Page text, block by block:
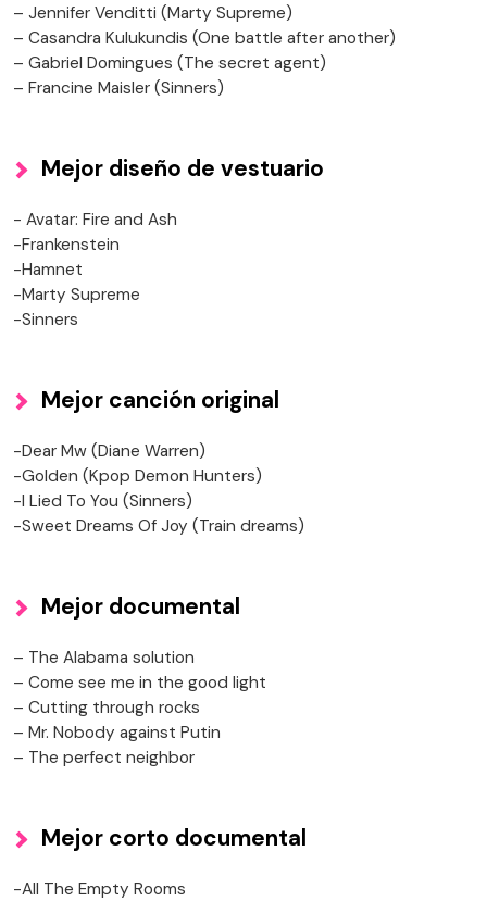
– Jennifer Venditti (Marty Supreme)
– Casandra Kulukundis (One battle after another)
– Gabriel Domingues (The secret agent)
– Francine Maisler (Sinners)
Mejor diseño de vestuario
- Avatar: Fire and Ash
-Frankenstein
-Hamnet
-Marty Supreme
-Sinners
Mejor canción original
-Dear Mw (Diane Warren)
-Golden (Kpop Demon Hunters)
-I Lied To You (Sinners)
-Sweet Dreams Of Joy (Train dreams)
Mejor documental
– The Alabama solution
– Come see me in the good light
– Cutting through rocks
– Mr. Nobody against Putin
– The perfect neighbor
Mejor corto documental
-All The Empty Rooms